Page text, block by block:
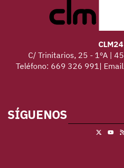
CLM24
C/ Trinitarios, 25 - 1ºA |
Teléfono: 669 326 991|
SÍGUENOS